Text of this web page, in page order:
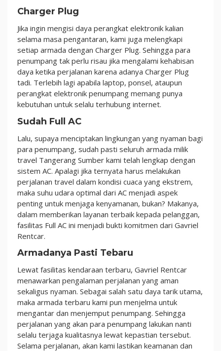
Charger Plug
Jika ingin mengisi daya perangkat elektronik kalian
selama masa pengantaran, kami juga melengkapi
setiap armada dengan Charger Plug. Sehingga para
penumpang tak perlu risau jika mengalami kehabisan
daya ketika perjalanan karena adanya Charger Plug
tadi. Terlebih lagi apabila laptop, ponsel, ataupun
perangkat elektronik penumpang memang punya
kebutuhan untuk selalu terhubung internet.
Sudah Full AC
Lalu, supaya menciptakan lingkungan yang nyaman bagi
para penumpang, sudah pasti seluruh armada milik
travel Tangerang Sumber kami telah lengkap dengan
sistem AC. Apalagi jika ternyata harus melakukan
perjalanan travel dalam kondisi cuaca yang ekstrem,
maka suhu udara optimal dari AC menjadi aspek
penting untuk menjaga kenyamanan, bukan? Makanya,
dalam memberikan layanan terbaik kepada pelanggan,
fasilitas Full AC ini menjadi bukti komitmen dari Gavriel
Rentcar.
Armadanya Pasti Tebaru
Lewat fasilitas kendaraan terbaru, Gavriel Rentcar
menawarkan pengalaman perjalanan yang aman
sekaligus nyaman. Sebagai salah satu daya tarik utama,
maka armada terbaru kami pun menjelma untuk
mengantar dan menjemput penumpang. Sehingga
perjalanan yang akan para penumpang lakukan nanti
selalu terjaga kualitasnya lewat kepastian tersebut.
Selama perjalanan, akan kami lastikan keamanan dan